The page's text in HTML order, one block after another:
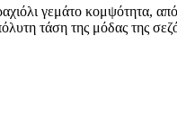
γεμάτο κομψότητα,
τάση της μόδας